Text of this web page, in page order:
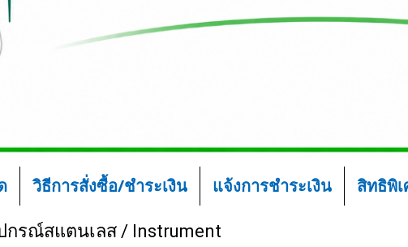
วิธีการสั่งซื้อ/ชำระเงิน แจ้งการชำระเงิน สิทธิพิ
กรณ์สแตนเลส / Instrument